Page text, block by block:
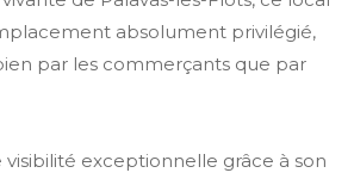
absolument privilégié,
par les commerçants que par
exceptionnelle grâce à son